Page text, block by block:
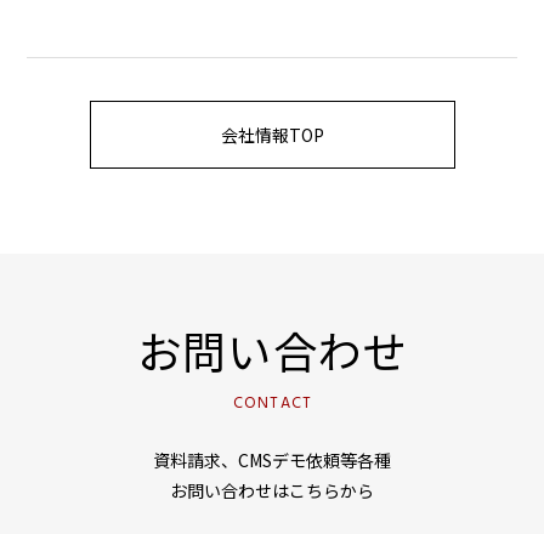
会社情報TOP
お問い合わせ
CONTACT
資料請求、CMSデモ依頼等各種
お問い合わせはこちらから